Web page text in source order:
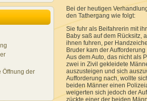
Öffnung der
Bei der heutigen
den Tathergang wie folgt:
Sie fuhr als Beifahrerin mit
Baby saß auf dem Rücksitz,
ihnen fuhren, per
Bruder kam der
Aus dem Auto, das nicht als
zwei in Zivil gekleidete
auszusteigen und sich
Aufforderung nach, wollte
beiden Männer einen
weigerten sich jedoch der